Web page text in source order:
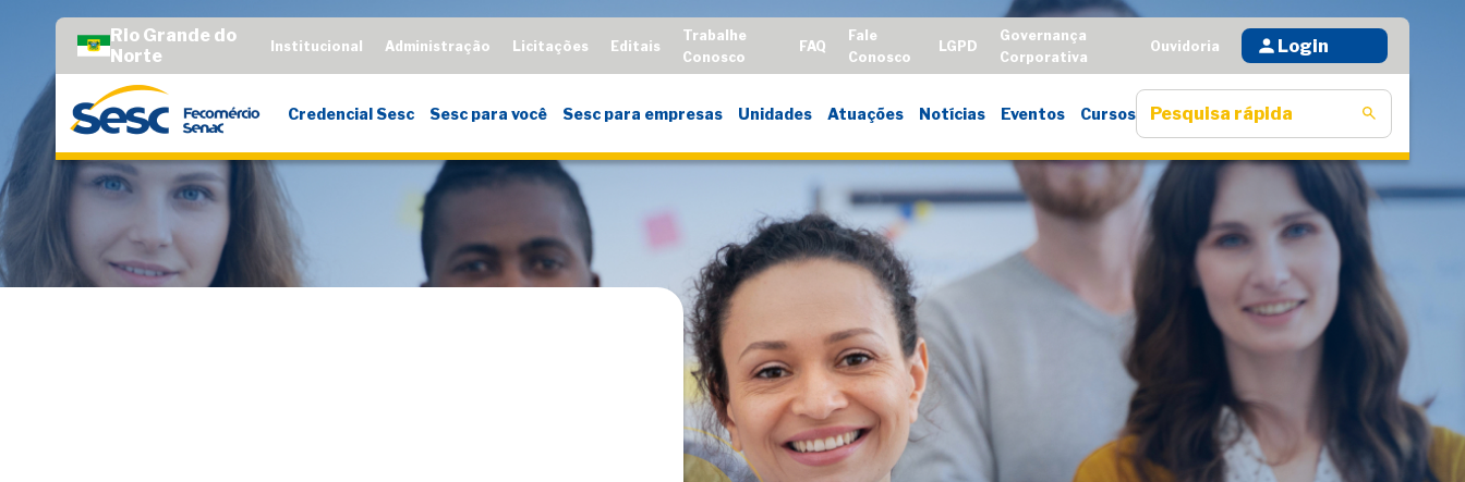
Rio Grande do
Norte
Institucional Administração Licitações Editais
Trabalhe
Conosco
FAQ
Fale
Conosco
LGPD
Governança
Corporativa
Ouvidoria Login
Credencial Sesc Sesc para você Sesc para empresas Unidades Atuações Notícias Eventos Cursos